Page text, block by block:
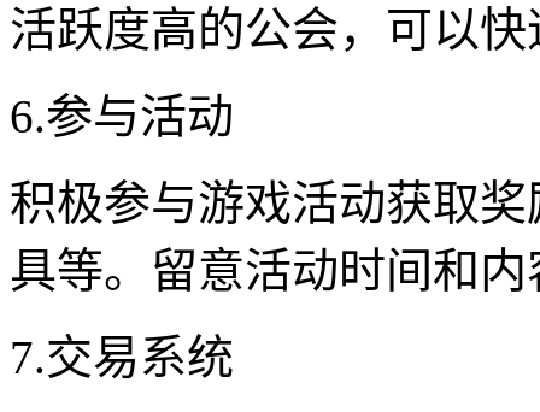
活跃度高的公会，可以
6.参与活动
积极参与游戏活动获取
具等。留意活动时间和
7.交易系统